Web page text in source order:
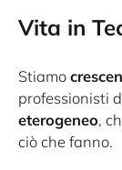
Vita in
Stiamo
professionisti
eterogeneo,
ciò che fanno.